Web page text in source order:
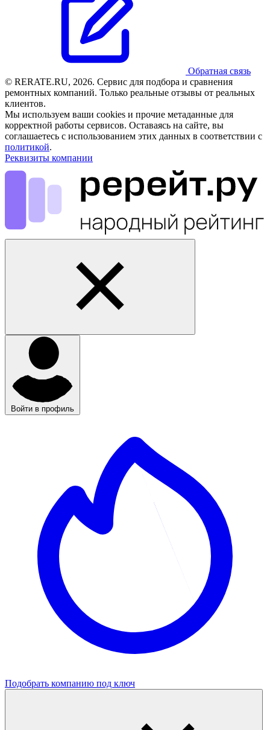
Обратная связь
© RERATE.RU, 2026. Сервис для подбора и сравнения
ремонтных компаний. Только реальные отзывы от реальных
клиентов.
Мы используем ваши cookies и прочие метаданные для
корректной работы сервисов. Оставаясь на сайте, вы
соглашаетесь с использованием этих данных в соответствии с
политикой.
Реквизиты компании
Войти в профиль
Подобрать компанию под ключ